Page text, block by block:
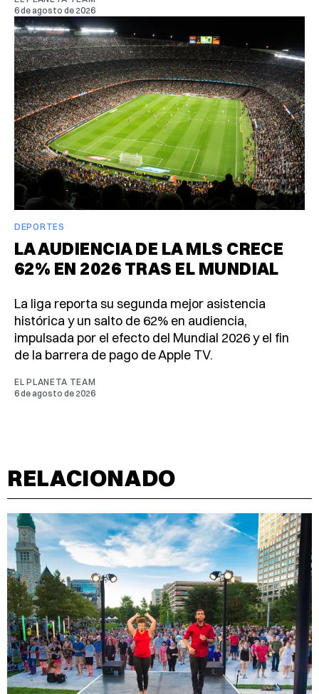
6 de agosto de 2026
DEPORTES
LA AUDIENCIA DE LA MLS CRECE
62% EN 2026 TRAS EL MUNDIAL
La liga reporta su segunda mejor asistencia
histórica y un salto de 62% en audiencia,
impulsada por el efecto del Mundial 2026 y el fin
de la barrera de pago de Apple TV.
EL PLANETA TEAM
6 de agosto de 2026
RELACIONADO